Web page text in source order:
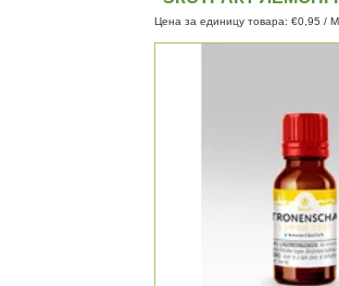
Цена за единицу товара: €0,95 /